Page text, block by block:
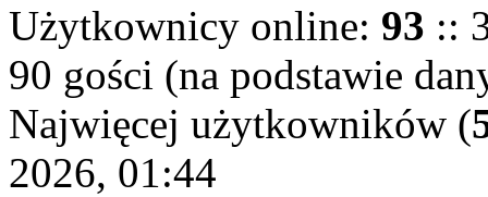
Użytkownicy online: 93 ::
90 gości (na podstawie
Najwięcej użytkowników (
2026, 01:44